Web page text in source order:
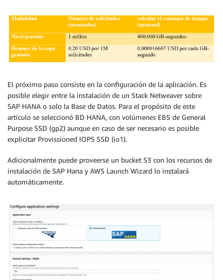
El próximo paso consiste en la configuración de la aplicación. Es
posible elegir entre la instalación de un Stack Netweaver sobre
SAP HANA o solo la Base de Datos. Para el propósito de este
articulo se seleccionó BD HANA, con volúmenes EBS de General
Purpose SSD (gp2) aunque en caso de ser necesario es posible
explicitar Provissioned IOPS SSD (io1).
Adicionalmente puede proveerse un bucket S3 con los recursos de
instalación de SAP Hana y AWS Launch Wizard lo instalará
automáticamente.